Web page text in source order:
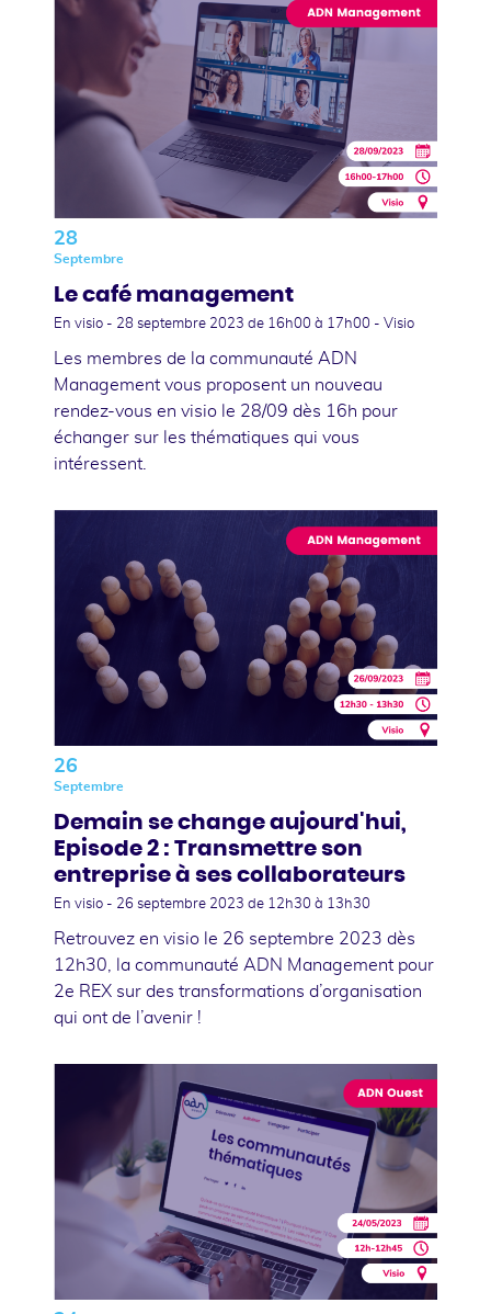
28
Septembre
Le café management
En visio - 28 septembre 2023 de 16h00 à 17h00 - Visio
Les membres de la communauté ADN
Management vous proposent un nouveau
rendez-vous en visio le 28/09 dès 16h pour
échanger sur les thématiques qui vous
intéressent.
26
Septembre
Demain se change aujourd'hui,
Episode 2 : Transmettre son
entreprise à ses collaborateurs
En visio - 26 septembre 2023 de 12h30 à 13h30
Retrouvez en visio le 26 septembre 2023 dès
12h30, la communauté ADN Management pour
2e REX sur des transformations d’organisation
qui ont de l’avenir !